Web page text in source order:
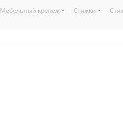
Мебельный крепеж - Стяжки -